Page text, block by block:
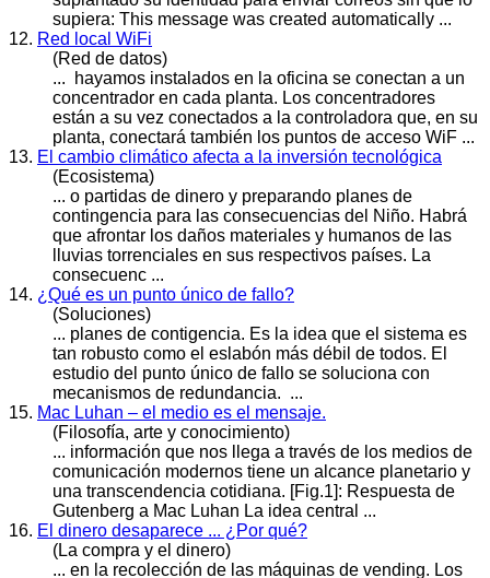
supiera: This message was created automatically ...
12. Red local WiFi
(Red de datos)
... hayamos instalados en la oficina se conectan a un
concentrador en cada planta. Los concentradores
están a su vez conectados a la controladora que, en su
planta, conectará también los puntos de acceso WiF ...
13. El cambio climático afecta a la inversión tecnológica
(Ecosistema)
... o partidas de dinero y preparando planes de
contingencia para las consecuencias del Niño. Habrá
que afrontar los daños materiales y humanos de las
lluvias torrenciales en sus respectivos países. La
consecuenc ...
14. ¿Qué es un punto único de fallo?
(Soluciones)
... planes de contigencia. Es la idea que el sistema es
tan robusto como el eslabón más débil de todos. El
estudio del punto único de fallo se soluciona con
mecanismos de redundancia. ...
15. Mac Luhan – el medio es el mensaje.
(Filosofía, arte y conocimiento)
... información que nos llega a través de los medios de
comunicación modernos tiene un alcance planetario y
una transcendencia cotidiana. [Fig.1]: Respuesta de
Gutenberg a Mac Luhan La idea central ...
16. El dinero desaparece ... ¿Por qué?
(La compra y el dinero)
... en la recolección de las máquinas de vending. Los